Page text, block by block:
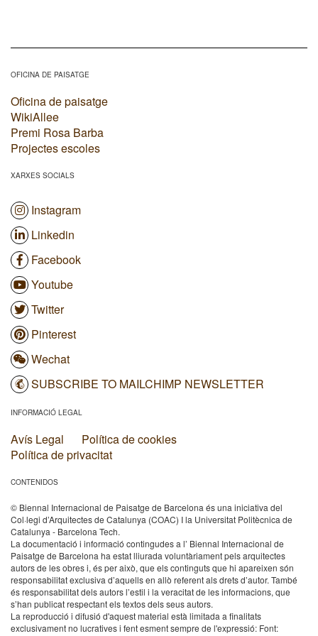
OFICINA DE PAISATGE
Oficina de paisatge
WikiAllee
Premi Rosa Barba
Projectes escoles
XARXES SOCIALS
Instagram
Linkedin
Facebook
Youtube
Twitter
Pinterest
Wechat
SUBSCRIBE TO MAILCHIMP NEWSLETTER
INFORMACIÓ LEGAL
Avís Legal
Política de cookies
Política de privacitat
CONTENIDOS
© Biennal Internacional de Paisatge de Barcelona és una iniciativa del
Col·legi d’Arquitectes de Catalunya (COAC) I la Universitat Politècnica de
Catalunya - Barcelona Tech.
La documentació i informació contingudes a l’ Biennal Internacional de
Paisatge de Barcelona ha estat lliurada voluntàriament pels arquitectes
autors de les obres i, és per això, que els continguts que hi apareixen són
responsabilitat exclusiva d’aquells en allò referent als drets d’autor. També
és responsabilitat dels autors l’estil i la veracitat de les informacions, que
s’han publicat respectant els textos dels seus autors.
La reproducció i difusió d'aquest material està limitada a finalitats
exclusivament no lucratives i fent esment sempre de l'expressió: Font: